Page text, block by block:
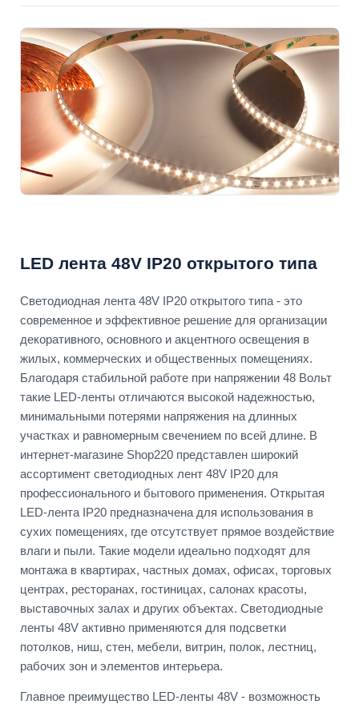
LED лента 48V IP20 открытого типа
Светодиодная лента 48V IP20 открытого типа - это
современное и эффективное решение для организации
декоративного, основного и акцентного освещения в
жилых, коммерческих и общественных помещениях.
Благодаря стабильной работе при напряжении 48 Вольт
такие LED-ленты отличаются высокой надежностью,
минимальными потерями напряжения на длинных
участках и равномерным свечением по всей длине. В
интернет-магазине Shop220 представлен широкий
ассортимент светодиодных лент 48V IP20 для
профессионального и бытового применения. Открытая
LED-лента IP20 предназначена для использования в
сухих помещениях, где отсутствует прямое воздействие
влаги и пыли. Такие модели идеально подходят для
монтажа в квартирах, частных домах, офисах, торговых
центрах, ресторанах, гостиницах, салонах красоты,
выставочных залах и других объектах. Светодиодные
ленты 48V активно применяются для подсветки
потолков, ниш, стен, мебели, витрин, полок, лестниц,
рабочих зон и элементов интерьера.
Главное преимущество LED-ленты 48V - возможность